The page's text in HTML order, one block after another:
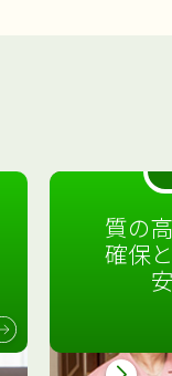
質の
確保